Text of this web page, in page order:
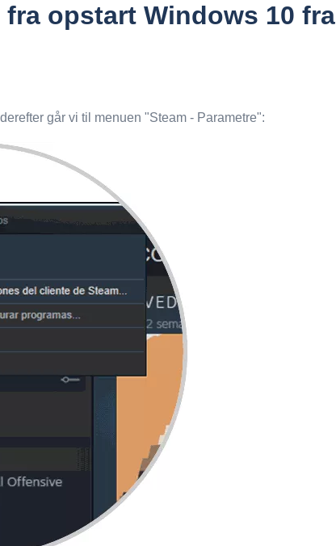
fra opstart Windows 10 fra
går vi til menuen "Steam - Parametre":